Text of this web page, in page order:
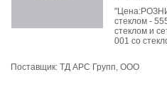
стеклом -
стеклом и
001 со
Поставщик: ТД АРС Групп, ООО